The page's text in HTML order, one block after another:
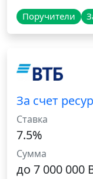
Поручители
За счет
Ставка
7.5%
Сумма
до 7 000 000